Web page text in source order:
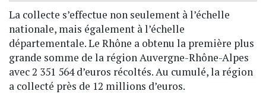
La collecte s’effectue non seulement à l’échelle
nationale, mais également à l’échelle
départementale. Le Rhône a obtenu la première plus
grande somme de la région Auvergne-Rhône-Alpes
avec 2 351 564 d’euros récoltés. Au cumulé, la région
a collecté près de 12 millions d’euros.